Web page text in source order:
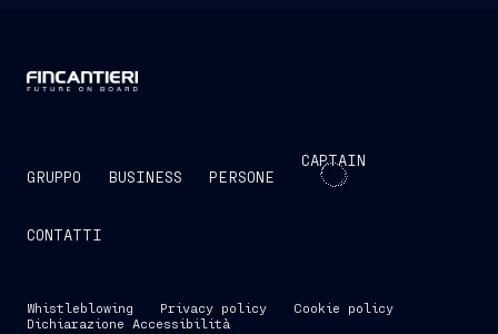
GRUPPO BUSINESS PERSONE
CAPTAIN
CONTATTI
Whistleblowing Privacy policy
Cookie policy
Dichiarazione Accessibilità